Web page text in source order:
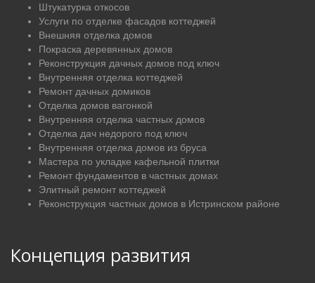
Штукатурка откосов
Услуги по отделке фасадов коттеджей
Внешняя отделка домов
Покраска деревянных домов
Реконструкция дачных домов под ключ
Внутренняя отделка коттеджей
Ремонт дачных домиков
Отделка домов вагонкой
Внутренняя отделка частных домов
Отделка дач недорого под ключ
Внутренняя отделка домов из бруса
Мастера по укладке кафельной плитки
Ремонт фундаментов в частных домах
Элитный ремонт коттеджей
Реконструкция частных домов в Истринском районе
Концепция развития